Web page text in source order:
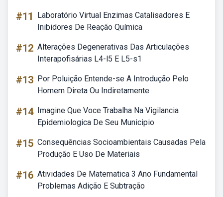
#11
Laboratório Virtual Enzimas Catalisadores E
Inibidores De Reação Química
#12 Alterações Degenerativas Das Articulações
Interapofisárias L4-l5 E L5-s1
#13 Por Poluição Entende-se A Introdução Pelo
Homem Direta Ou Indiretamente
#14 Imagine Que Voce Trabalha Na Vigilancia
Epidemiologica De Seu Municipio
#15 Consequências Socioambientais Causadas Pela
Produção E Uso De Materiais
#16 Atividades De Matematica 3 Ano Fundamental
Problemas Adição E Subtração